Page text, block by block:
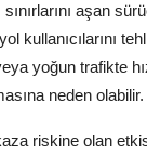
aşan
kullanıcılarını
yoğun trafikte
neden olabilir.
kaza riskine olan